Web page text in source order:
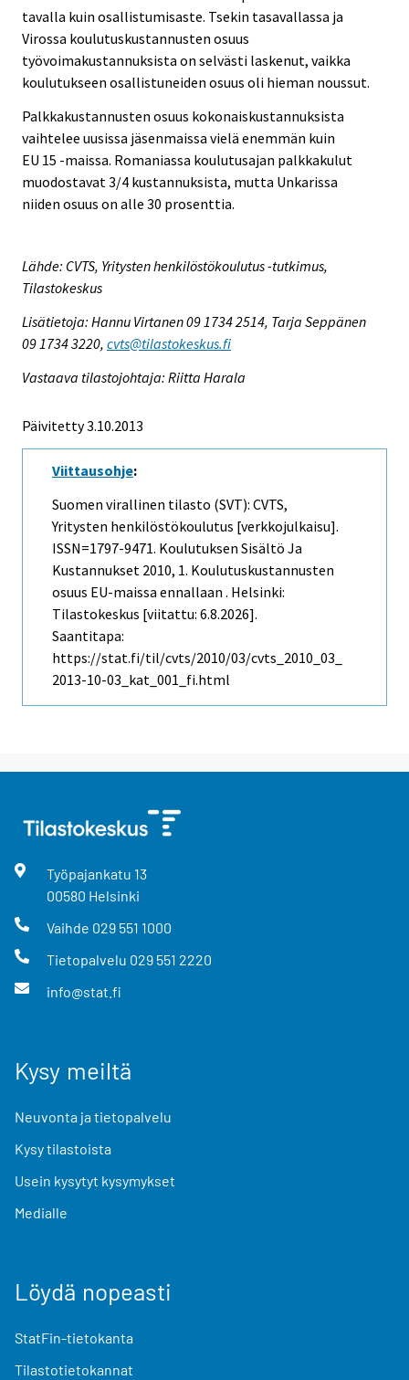
tavalla kuin osallistumisaste. Tsekin tasavallassa ja
Virossa koulutuskustannusten osuus
työvoimakustannuksista on selvästi laskenut, vaikka
koulutukseen osallistuneiden osuus oli hieman noussut.
Palkkakustannusten osuus kokonaiskustannuksista
vaihtelee uusissa jäsenmaissa vielä enemmän kuin
EU 15 -maissa. Romaniassa koulutusajan palkkakulut
muodostavat 3/4 kustannuksista, mutta Unkarissa
niiden osuus on alle 30 prosenttia.
Lähde: CVTS, Yritysten henkilöstökoulutus -tutkimus,
Tilastokeskus
Lisätietoja: Hannu Virtanen 09 1734 2514, Tarja Seppänen
09 1734 3220, cvts@tilastokeskus.fi
Vastaava tilastojohtaja: Riitta Harala
Päivitetty 3.10.2013
Viittausohje:
Suomen virallinen tilasto (SVT): CVTS,
Yritysten henkilöstökoulutus [verkkojulkaisu].
ISSN=1797-9471. Koulutuksen Sisältö Ja
Kustannukset 2010, 1. Koulutuskustannusten
osuus EU-maissa ennallaan . Helsinki:
Tilastokeskus [viitattu: 6.8.2026].
Saantitapa:
https://stat.fi/til/cvts/2010/03/cvts_2010_03_
2013-10-03_kat_001_fi.html
Työpajankatu 13
00580 Helsinki
Vaihde 029 551 1000
Tietopalvelu 029 551 2220
info@stat.fi
Kysy meiltä
Neuvonta ja tietopalvelu
Kysy tilastoista
Usein kysytyt kysymykset
Medialle
Löydä nopeasti
StatFin-tietokanta
Tilastotietokannat